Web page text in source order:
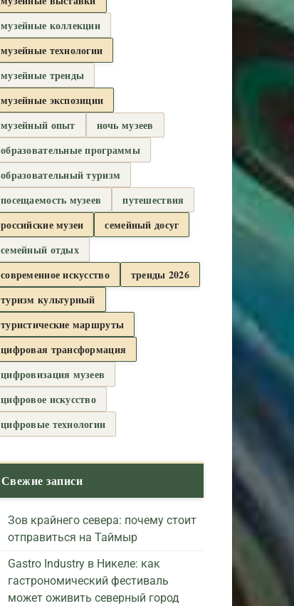
музейные коллекции
музейные технологии
музейные тренды
музейные экспозиции
музейный опыт
ночь музеев
образовательные программы
образовательный туризм
посещаемость музеев
путешествия
российские музеи
семейный досуг
семейный отдых
современное искусство
тренды 2026
туризм культурный
туристические маршруты
цифровая трансформация
цифровизация музеев
цифровое искусство
цифровые технологии
Свежие записи
Зов крайнего севера: почему стоит
отправиться на Таймыр
Gastro Industry в Никеле: как
гастрономический фестиваль
может оживить северный город